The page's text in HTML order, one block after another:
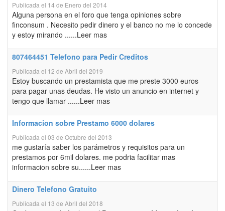
Publicada el 14 de Enero del 2014
Alguna persona en el foro que tenga opiniones sobre
finconsum . Necesito pedir dinero y el banco no me lo concede
y estoy mirando ......Leer mas
807464451 Telefono para Pedir Creditos
Publicada el 12 de Abril del 2019
Estoy buscando un prestamista que me preste 3000 euros
para pagar unas deudas. He visto un anuncio en internet y
tengo que llamar ......Leer mas
Informacion sobre Prestamo 6000 dolares
Publicada el 03 de Octubre del 2013
me gustaría saber los parámetros y requisitos para un
prestamos por 6mil dolares. me podria facilitar mas
informacion sobre su......Leer mas
Dinero Telefono Gratuito
Publicada el 13 de Abril del 2018